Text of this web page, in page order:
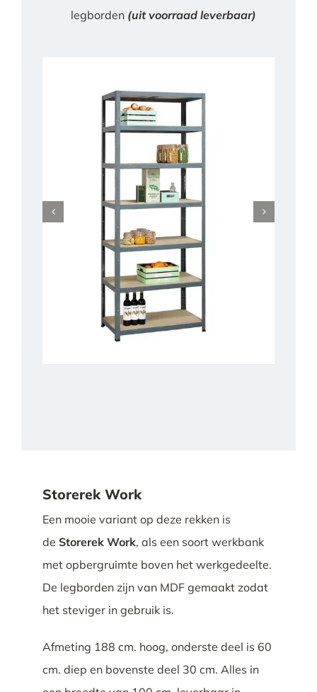
legborden (uit voorraad leverbaar)
Storerek Work
Een mooie variant op deze rekken is
de Storerek Work, als een soort werkbank
met opbergruimte boven het werkgedeelte.
De legborden zijn van MDF gemaakt zodat
het steviger in gebruik is.
Afmeting 188 cm. hoog, onderste deel is 60
cm. diep en bovenste deel 30 cm. Alles in